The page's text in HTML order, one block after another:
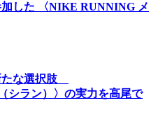
した 〈NIKE RUNNING メ
たな選択肢
シラン）〉の実力を高尾で